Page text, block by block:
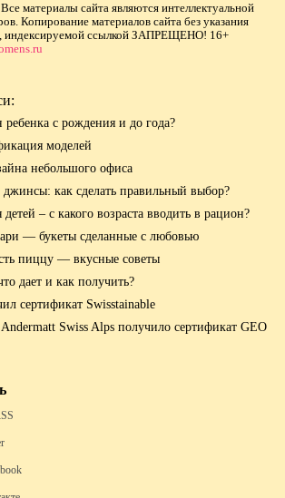
материалы сайта являются интеллектуальной
Копирование материалов сайта без указания
индексируемой ссылкой ЗАПРЕЩЕНО! 16+
ребенка с рождения и до года?
моделей
небольшого офиса
как сделать правильный выбор?
– с какого возраста вводить в рацион?
— букеты сделанные с любовью
пиццу — вкусные советы
дает и как получить?
сертификат Swisstainable
Swiss Alps получило сертификат GEO